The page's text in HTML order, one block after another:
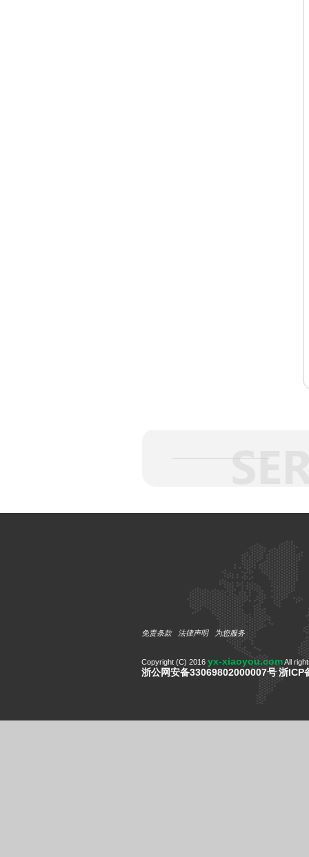
免责条款 法律声明 为您服务
Copyright (C) 2016 yx-xiaoyou.comAll
浙公网安备33069802000007号浙ICP